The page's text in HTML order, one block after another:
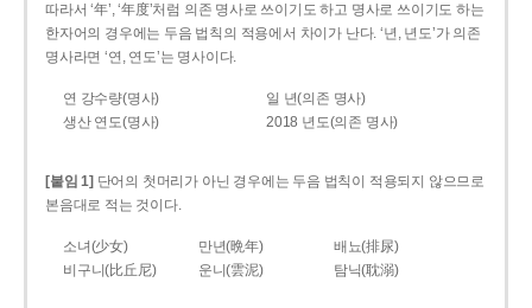
따라서 ‘年’, ‘年度’처럼 의존 명사로 쓰이기도 하고 명사로 쓰이기도 하는
한자어의 경우에는 두음 법칙의 적용에서 차이가 난다. ‘년, 년도’가 의존
명사라면 ‘연, 연도’는 명사이다.
연 강수량(명사)
일 년(의존 명사)
생산 연도(명사)
2018 년도(의존 명사)
[붙임 1] 단어의 첫머리가 아닌 경우에는 두음 법칙이 적용되지 않으므로
본음대로 적는 것이다.
소녀(少女) 만년(晩年)
배뇨(排尿)
비구니(比丘尼)
운니(雲泥) 탐닉(耽溺)